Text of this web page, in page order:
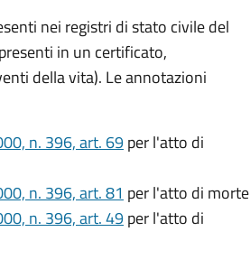
nei registri di stato civile del
in un certificato,
della vita). Le annotazioni
n. 396, art. 69per l'atto di
n. 396, art. 81 per l'atto di morte
n. 396, art. 49per l'atto di